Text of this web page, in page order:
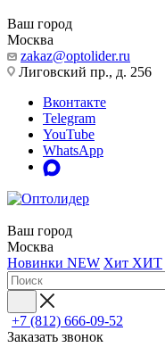
Ваш город
Москва
zakaz@optolider.ru
Лиговский пр., д. 256
Вконтакте
Telegram
YouTube
WhatsApp
Ваш город
Москва
Новинки NEW Хит ХИТ
+7 (812) 666-09-52
Заказать звонок